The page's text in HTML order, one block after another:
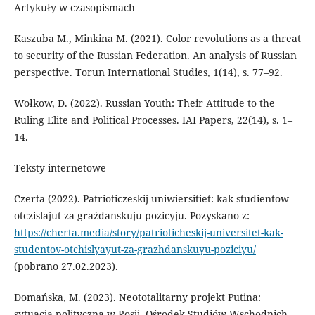
Artykuły w czasopismach
Kaszuba M., Minkina M. (2021). Color revolutions as a threat
to security of the Russian Federation. An analysis of Russian
perspective. Torun International Studies, 1(14), s. 77–92.
Wołkow, D. (2022). Russian Youth: Their Attitude to the
Ruling Elite and Political Processes. IAI Papers, 22(14), s. 1–
14.
Teksty internetowe
Czerta (2022). Patrioticzeskij uniwiersitiet: kak studientow
otczislajut za grażdanskuju pozicyju. Pozyskano z:
https://cherta.media/story/patrioticheskij-universitet-kak-
studentov-otchislyayut-za-grazhdanskuyu-poziciyu/
(pobrano 27.02.2023).
Domańska, M. (2023). Neototalitarny projekt Putina: